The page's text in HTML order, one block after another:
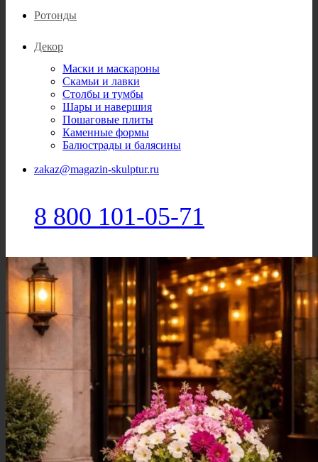
Ротонды
Декор
Маски и маскароны
Скамьи и лавки
Столбы и тумбы
Шары и навершия
Пошаговые плиты
Каменные формы
Балюстрады и балясины
zakaz@magazin-skulptur.ru
8 800 101-05-71